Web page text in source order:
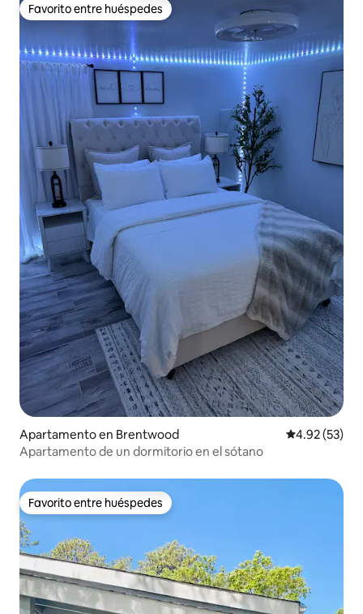
Favorito entre huéspedes
Favorito entre huéspedes
Apartamento en Brentwood Calificación
4.92 (53)
Apartamento de un dormitorio en el sótano
Favorito entre huéspedes
Favorito entre huéspedes